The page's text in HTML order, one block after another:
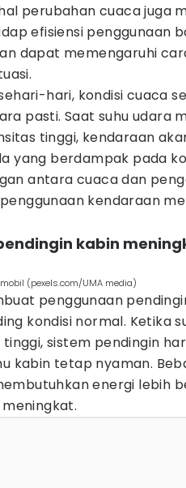
perubahan cuaca juga
efisiensi penggunaan
dapat memengaruhi
hari, kondisi cuaca
pasti. Saat suhu udara
tinggi, kendaraan
yang berdampak pada
antara cuaca dan
kendaraan
kabin
(pexels.com/UMA media)
penggunaan
kondisi normal. Ketika
sistem pendingin
kabin tetap nyaman.
energi lebih
meningkat.